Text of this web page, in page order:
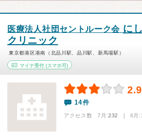
医療法人社団セントルーク会 に
クリニック
東京都港区港南（北品川駅、品川駅、新馬場駅）
マイナ受付 (スマホ可)
14件
アクセス数 7月:232 | 6月: